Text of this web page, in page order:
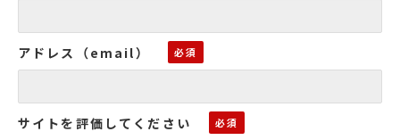
アドレス（email）
サイトを評価してください